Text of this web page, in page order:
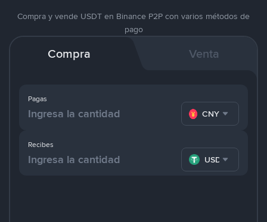
Compra y vende USDT en Binance P2P con varios métodos de
pago
Compra Venta
Pagas
CNY
Recibes
USDT